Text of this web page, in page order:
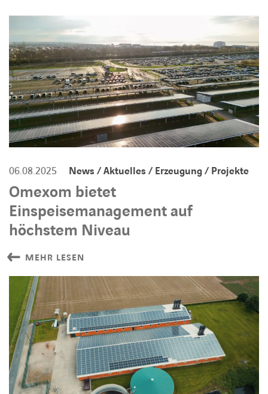
BARRIEREFREIHEIT
06.08.2025 News / Aktuelles / Erzeugung / Projekte
Omexom bietet
Einspeisemanagement auf
höchstem Niveau
MEHR LESEN